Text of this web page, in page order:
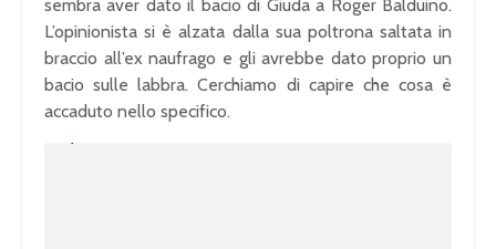
sembra aver dato il bacio di Giuda a Roger Balduino.
L’opinionista si è alzata dalla sua poltrona saltata in
braccio all’ex naufrago e gli avrebbe dato proprio un
bacio sulle labbra. Cerchiamo di capire che cosa è
accaduto nello specifico.